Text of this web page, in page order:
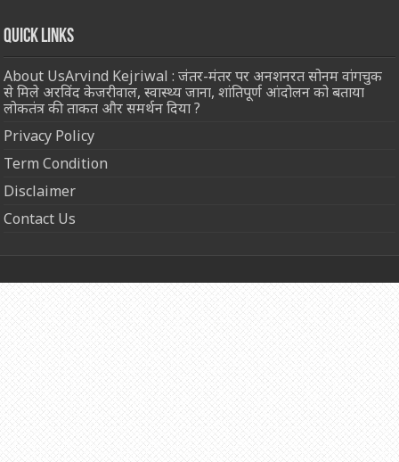
Quick Links
About UsArvind Kejriwal : जंतर-मंतर पर अनशनरत सोनम वांगचुक
से मिले अरविंद केजरीवाल, स्वास्थ्य जाना, शांतिपूर्ण आंदोलन को बताया
लोकतंत्र की ताकत और समर्थन दिया ?
Privacy Policy
Term Condition
Disclaimer
Contact Us